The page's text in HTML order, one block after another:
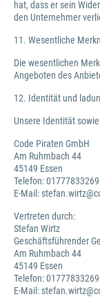
hat, dass er sein
den Unternehmer
11. Wesentliche
Die wesentlichen
Angeboten des
12. Identität und
Unsere Identität
Code Piraten GmbH
Am Ruhmbach 44
45149 Essen
Telefon: 01777833269
E-Mail:
Vertreten durch:
Stefan Wirtz
Geschäftsführender
Am Ruhmbach 44
45149 Essen
Telefon: 01777833269
E-Mail: